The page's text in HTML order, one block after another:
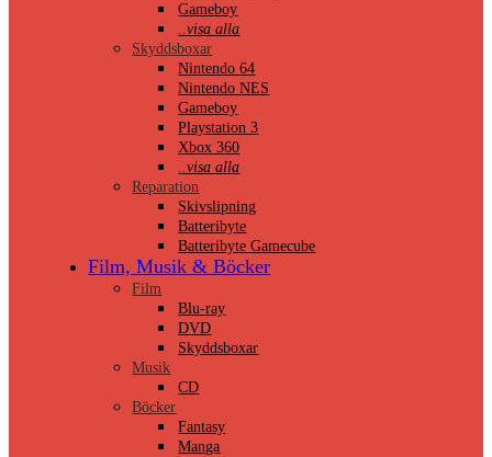
Gameboy
..visa alla
Skyddsboxar
Nintendo 64
Nintendo NES
Gameboy
Playstation 3
Xbox 360
..visa alla
Reparation
Skivslipning
Batteribyte
Batteribyte Gamecube
Film, Musik & Böcker
Film
Blu-ray
DVD
Skyddsboxar
Musik
CD
Böcker
Fantasy
Manga